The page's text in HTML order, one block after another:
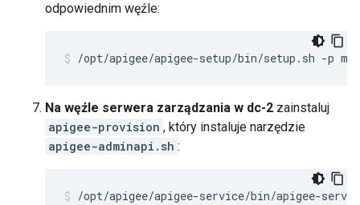
odpowiednim węźle:
/opt/apigee/apigee-setup/bin/setup.sh -p
Na węźle serwera zarządzania w dc-2 zainstaluj
apigee-provision , który instaluje narzędzie
apigee-adminapi.sh :
/opt/apigee/apigee-service/bin/apigee-